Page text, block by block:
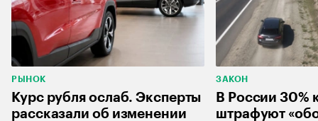
РЫНОК
Курс рубля ослаб. Эксперты
рассказали об изменении
ЗАКОН
В России 30%
штрафуют